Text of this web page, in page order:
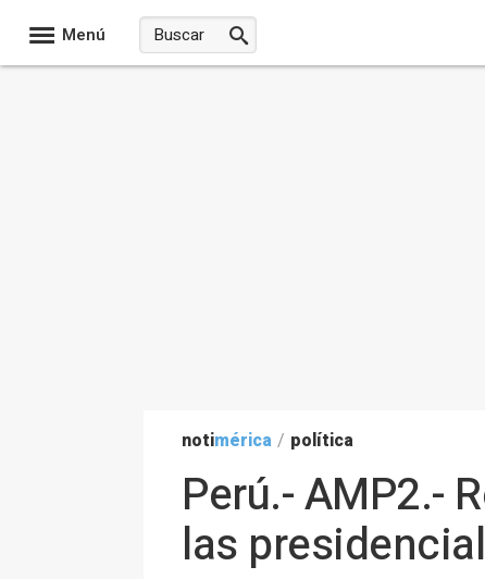
Menú
notimérica / política
Perú.- AMP2.-
las